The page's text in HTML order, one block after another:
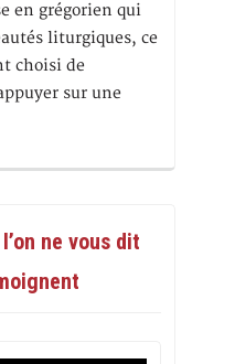
en grégorien qui
liturgiques, ce
choisi de
sur une
ne vous dit